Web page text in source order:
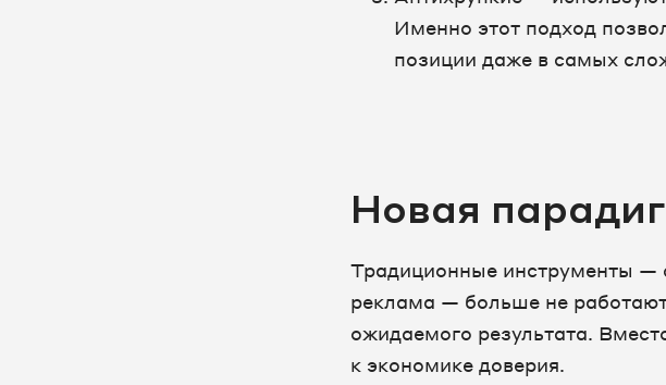
Именно этот подход
позиции даже в самых
Новая
Традиционные инструменты —
реклама — больше не
ожидаемого результата.
к экономике доверия.